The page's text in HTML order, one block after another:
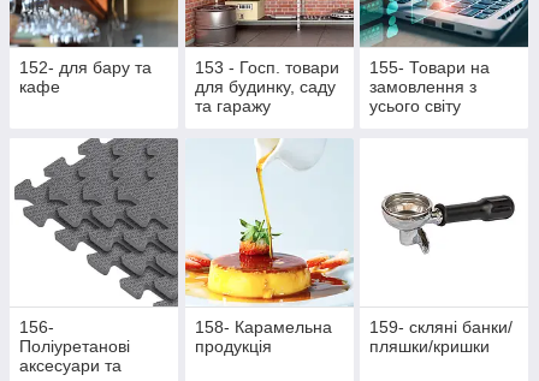
152- для бару та
кафе
153 - Госп. товари
для будинку, саду
та гаражу
155- Товари на
замовлення з
усього світу
156-
Поліуретанові
аксесуари та
158- Карамельна
продукція
159- скляні банки/
пляшки/кришки